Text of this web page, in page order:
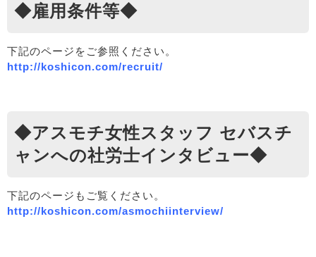
◆雇用条件等◆
下記のページをご参照ください。
http://koshicon.com/recruit/
◆アスモチ女性スタッフ セバスチ
ャンへの社労士インタビュー◆
下記のページもご覧ください。
http://koshicon.com/asmochiinterview/